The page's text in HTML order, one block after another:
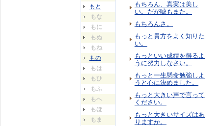
もと
もな
もに
もぬ
もね
もの
もは
もひ
もふ
もへ
もほ
もま
もちろん、真実は美し
い。だが嘘もまた。
もちろんさ。
もっと貴方をよく知りた
い。
もっといい成績を得るよ
うに努力しなさい。
もっと一生懸命勉強しよ
うと心に決めました。
もっと大きい声で言って
ください。
もっと大きいサイズはあ
りますか。